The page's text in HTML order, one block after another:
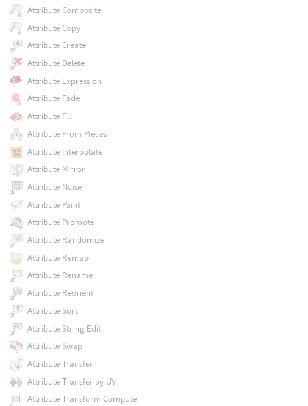
Attribute Composite
Attribute Copy
Attribute Create
Attribute Delete
Attribute Expression
Attribute Fade
Attribute Fill
Attribute From Pieces
Attribute Interpolate
Attribute Mirror
Attribute Noise
Attribute Paint
Attribute Promote
Attribute Randomize
Attribute Remap
Attribute Rename
Attribute Reorient
Attribute Sort
Attribute String Edit
Attribute Swap
Attribute Transfer
Attribute Transfer by UV
Attribute Transform Compute